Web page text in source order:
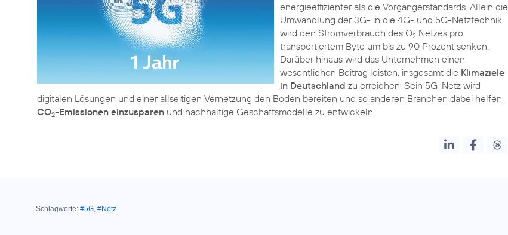
energieeffizienter als die Vorgängerstandards. Allein die
Umwandlung der 3G- in die 4G- und 5G-Netztechnik
wird den Stromverbrauch des O2Netzes pro
transportiertem Byte um bis zu 90 Prozent senken.
Darüber hinaus wird das Unternehmen einen
wesentlichen Beitrag leisten, insgesamt die Klimaziele
in Deutschland zu erreichen. Sein 5G-Netz wird
digitalen Lösungen und einer allseitigen Vernetzung den Boden bereiten und so anderen Branchen dabei helfen,
CO2-Emissionen einzusparen und nachhaltige Geschäftsmodelle zu entwickeln.
Schlagworte: #5G, #Netz